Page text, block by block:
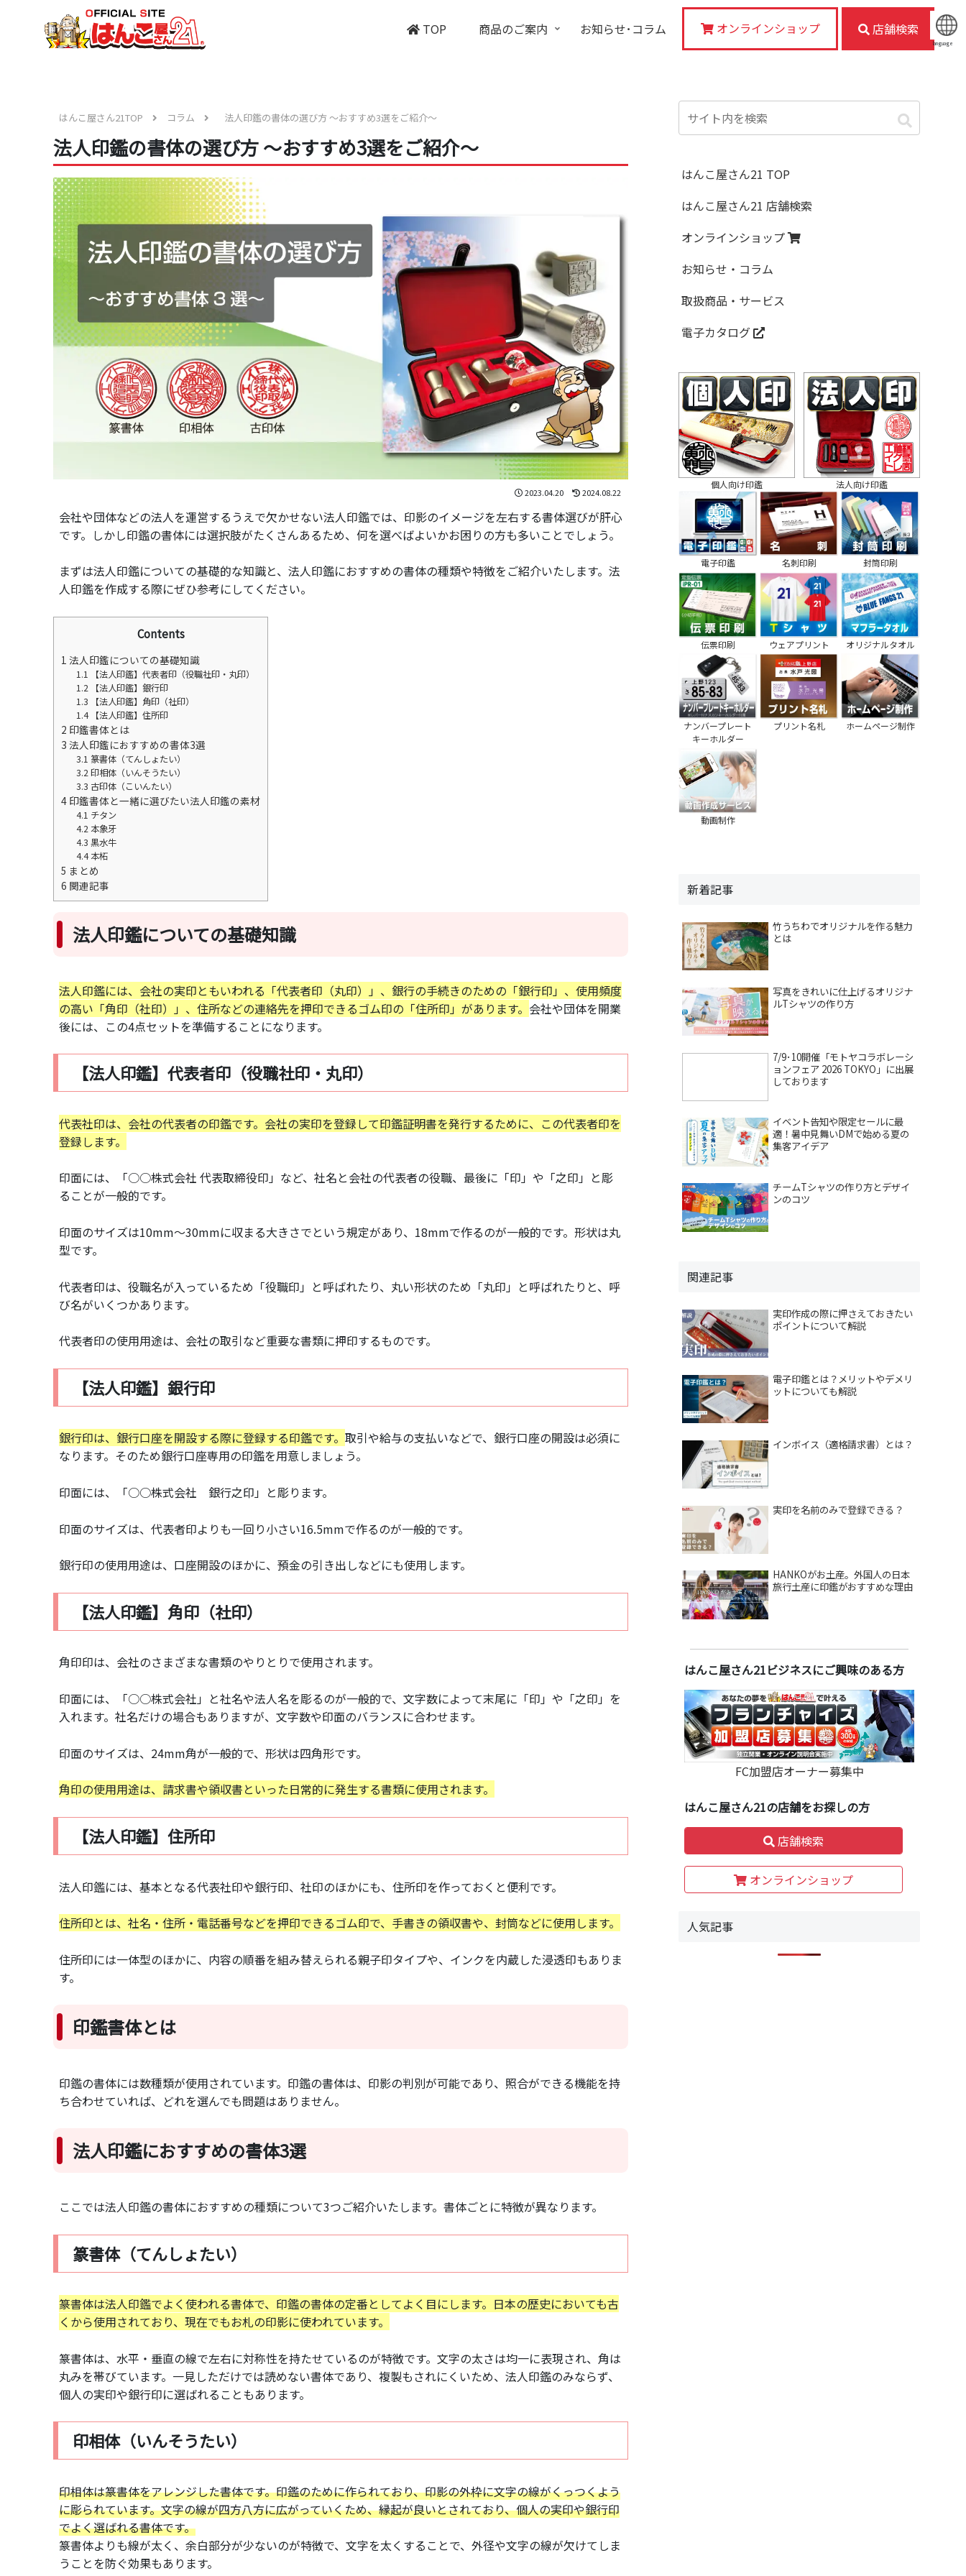
language
TOP 商品のご案内 お知らせ･コラム オンラインショップ 店舗検索
はんこ屋さん21TOP コラム 法人印鑑の書体の選び方 ～おすすめ3選をご紹介～
法人印鑑の書体の選び方 ～おすすめ3選をご紹介～
2023.04.20 2024.08.22
会社や団体などの法人を運営するうえで欠かせない法人印鑑では、印影のイメージを左右する書体選びが肝心
です。しかし印鑑の書体には選択肢がたくさんあるため、何を選べばよいかお困りの方も多いことでしょう。
まずは法人印鑑についての基礎的な知識と、法人印鑑におすすめの書体の種類や特徴をご紹介いたします。法
人印鑑を作成する際にぜひ参考にしてください。
Contents
1 法人印鑑についての基礎知識
1.1 【法人印鑑】代表者印（役職社印・丸印）
1.2【法人印鑑】銀行印
1.3 【法人印鑑】角印（社印）
1.4【法人印鑑】住所印
2 印鑑書体とは
3 法人印鑑におすすめの書体3選
3.1 篆書体（てんしょたい）
3.2印相体（いんそうたい）
3.3 古印体（こいんたい）
4 印鑑書体と一緒に選びたい法人印鑑の素材
4.1 チタン
4.2本象牙
4.3 黒水牛
4.4本柘
5 まとめ
6 関連記事
法人印鑑についての基礎知識
法人印鑑には、会社の実印ともいわれる「代表者印（丸印）」、銀行の手続きのための「銀行印」、使用頻度
の高い「角印（社印）」、住所などの連絡先を押印できるゴム印の「住所印」があります。 会社や団体を開業
後には、この4点セットを準備することになります。
【法人印鑑】代表者印（役職社印・丸印）
代表社印は、会社の代表者の印鑑です。会社の実印を登録して印鑑証明書を発行するために、この代表者印を
登録します。
印面には、「○○株式会社 代表取締役印」など、社名と会社の代表者の役職、最後に「印」や「之印」と彫
ることが一般的です。
印面のサイズは10mm〜30mmに収まる大きさでという規定があり、18mmで作るのが一般的です。形状は丸
型です。
代表者印は、役職名が入っているため「役職印」と呼ばれたり、丸い形状のため「丸印」と呼ばれたりと、呼
び名がいくつかあります。
代表者印の使用用途は、会社の取引など重要な書類に押印するものです。
【法人印鑑】銀行印
銀行印は、銀行口座を開設する際に登録する印鑑です。 取引や給与の支払いなどで、銀行口座の開設は必須に
なります。そのため銀行口座専用の印鑑を用意しましょう。
印面には、「○○株式会社 銀行之印」と彫ります。
印面のサイズは、代表者印よりも一回り小さい16.5mmで作るのが一般的です。
銀行印の使用用途は、口座開設のほかに、預金の引き出しなどにも使用します。
【法人印鑑】角印（社印）
角印印は、会社のさまざまな書類のやりとりで使用されます。
印面には、「○○株式会社」と社名や法人名を彫るのが一般的で、文字数によって末尾に「印」や「之印」を
入れます。社名だけの場合もありますが、文字数や印面のバランスに合わせます。
印面のサイズは、24mm角が一般的で、形状は四角形です。
角印の使用用途は、請求書や領収書といった日常的に発生する書類に使用されます。
【法人印鑑】住所印
法人印鑑には、基本となる代表社印や銀行印、社印のほかにも、住所印を作っておくと便利です。
住所印とは、社名・住所・電話番号などを押印できるゴム印で、手書きの領収書や、封筒などに使用します。
住所印には一体型のほかに、内容の順番を組み替えられる親子印タイプや、インクを内蔵した浸透印もありま
す。
印鑑書体とは
印鑑の書体には数種類が使用されています。印鑑の書体は、印影の判別が可能であり、照合ができる機能を持
ち合わせていれば、どれを選んでも問題はありません。
法人印鑑におすすめの書体3選
ここでは法人印鑑の書体におすすめの種類について3つご紹介いたします。書体ごとに特徴が異なります。
篆書体（てんしょたい）
篆書体は法人印鑑でよく使われる書体で、印鑑の書体の定番としてよく目にします。日本の歴史においても古
くから使用されており、現在でもお札の印影に使われています。
篆書体は、水平・垂直の線で左右に対称性を持たせているのが特徴です。文字の太さは均一に表現され、角は
丸みを帯びています。一見しただけでは読めない書体であり、複製もされにくいため、法人印鑑のみならず、
個人の実印や銀行印に選ばれることもあります。
印相体（いんそうたい）
印相体は篆書体をアレンジした書体です。印鑑のために作られており、印影の外枠に文字の線がくっつくよう
に彫られています。文字の線が四方八方に広がっていくため、縁起が良いとされており、個人の実印や銀行印
でよく選ばれる書体です。
篆書体よりも線が太く、余白部分が少ないのが特徴で、文字を太くすることで、外径や文字の線が欠けてしま
うことを防ぐ効果もあります。
はんこ屋さん21 TOP
はんこ屋さん21 店舗検索
オンラインショップ
お知らせ・コラム
取扱商品・サービス
電子カタログ
個人向け印鑑 法人向け印鑑
電子印鑑 名刺印刷 封筒印刷
伝票印刷 ウェアプリント オリジナルタオル
ナンバープレート
キーホルダー
プリント名札 ホームページ制作
動画制作
新着記事
竹うちわでオリジナルを作る魅力
とは
写真をきれいに仕上げるオリジナ
ルTシャツの作り方
7/9･10開催「モトヤコラボレーシ
ョンフェア 2026 TOKYO」に出展
しております
イベント告知や限定セールに最
適！暑中見舞いDMで始める夏の
集客アイデア
チームTシャツの作り方とデザイ
ンのコツ
関連記事
実印作成の際に押さえておきたい
ポイントについて解説
電子印鑑とは？メリットやデメリ
ットについても解説
インボイス（適格請求書）とは？
実印を名前のみで登録できる？
HANKOがお土産。外国人の日本
旅行土産に印鑑がおすすめな理由
はんこ屋さん21ビジネスにご興味のある方
FC加盟店オーナー募集中
はんこ屋さん21の店舗をお探しの方
店舗検索
オンラインショップ
人気記事